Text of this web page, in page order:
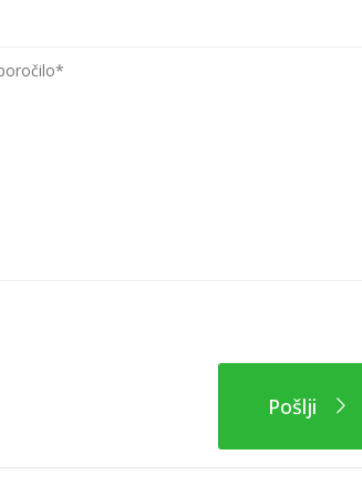
za shranjevanje dokumentacije ter katalogov.
dokumentov, kar omogoča optimalno
naprav vse pomembnejše. Posebne omare za
uporabo naprav v izobraževalnih
omare in trezorji, ki omogočajo
ki upravljajo z zaupno dokumentacijo in
Pošlji